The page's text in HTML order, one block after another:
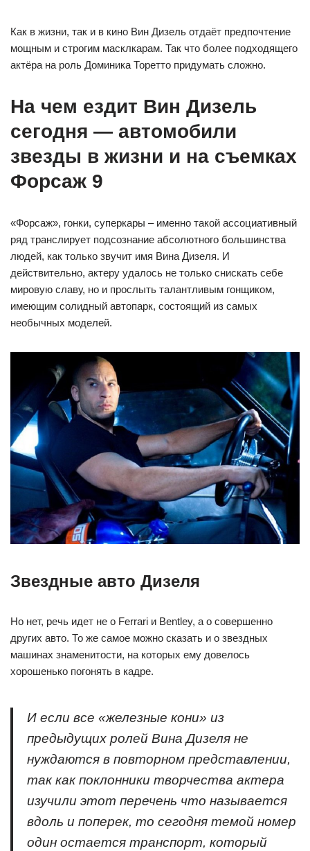
Как в жизни, так и в кино Вин Дизель отдаёт предпочтение
мощным и строгим масклкарам. Так что более подходящего
актёра на роль Доминика Торетто придумать сложно.
На чем ездит Вин Дизель
сегодня — автомобили
звезды в жизни и на съемках
Форсаж 9
«Форсаж», гонки, суперкары – именно такой ассоциативный
ряд транслирует подсознание абсолютного большинства
людей, как только звучит имя Вина Дизеля. И
действительно, актеру удалось не только снискать себе
мировую славу, но и прослыть талантливым гонщиком,
имеющим солидный автопарк, состоящий из самых
необычных моделей.
Звездные авто Дизеля
Но нет, речь идет не о Ferrari и Bentley, а о совершенно
других авто. То же самое можно сказать и о звездных
машинах знаменитости, на которых ему довелось
хорошенько погонять в кадре.
И если все «железные кони» из
предыдущих ролей Вина Дизеля не
нуждаются в повторном представлении,
так как поклонники творчества актера
изучили этот перечень что называется
вдоль и поперек, то сегодня темой номер
один остается транспорт, который